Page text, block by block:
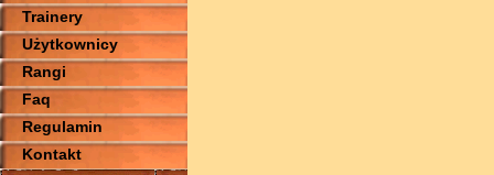
Trainery
Użytkownicy
Rangi
Faq
Regulamin
Kontakt